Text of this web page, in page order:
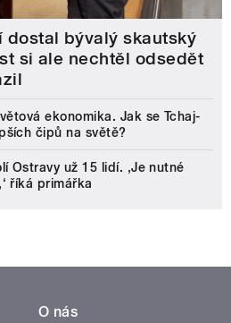
dostal bývalý skautský
si ale nechtěl odsedět
ekonomika. Jak se Tchaj-
čipů na světě?
Ostravy už 15 lidí. ‚Je nutné
říká primářka
O nás